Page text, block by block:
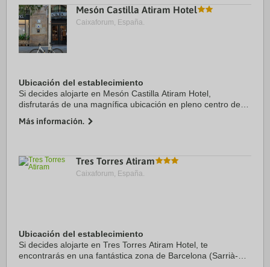
Mesón Castilla Atiram Hotel
Caixaforum, España.
Ubicación del establecimiento
Si decides alojarte en Mesón Castilla Atiram Hotel,
disfrutarás de una magnífica ubicación en pleno centro de
de Catalunya. Además, este hotel se ...
Más información.
Tres Torres Atiram
Caixaforum, España.
Ubicación del establecimiento
Si decides alojarte en Tres Torres Atiram Hotel, te
encontrarás en una fantástica zona de Barcelona (Sarrià-